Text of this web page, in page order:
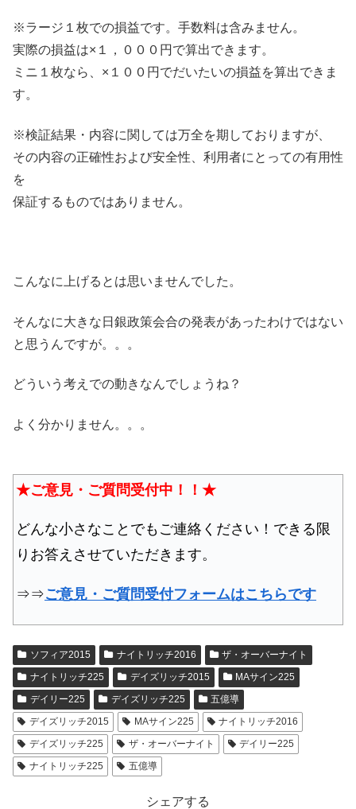
※ラージ１枚での損益です。手数料は含みません。
実際の損益は×１，０００円で算出できます。
ミニ１枚なら、×１００円でだいたいの損益を算出できま
す。
※検証結果・内容に関しては万全を期しておりますが、
その内容の正確性および安全性、利用者にとっての有用性
を
保証するものではありません。
こんなに上げるとは思いませんでした。
そんなに大きな日銀政策会合の発表があったわけではない
と思うんですが。。。
どういう考えでの動きなんでしょうね？
よく分かりません。。。
★ご意見・ご質問受付中！！★
どんな小さなことでもご連絡ください！できる限
りお答えさせていただきます。
⇒⇒ご意見・ご質問受付フォームはこちらです
ソフィア2015 ナイトリッチ2016
ザ・オーバーナイト
ナイトリッチ225
デイズリッチ2015
MAサイン225
デイリー225
デイズリッチ225
五億導
デイズリッチ2015
MAサイン225
ナイトリッチ2016
デイズリッチ225
ザ・オーバーナイト
デイリー225
ナイトリッチ225
五億導
シェアする